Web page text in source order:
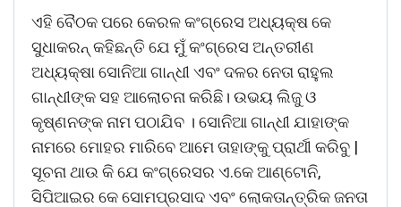
ଏହି ବୈଠକ ପରେ କେରଳ କଂଗ୍ରେସ ଅଧ୍ୟକ୍ଷ କେ
ସୁଧାକରନ୍ କହିଛନ୍ତି ଯେ ମୁଁ କଂଗ୍ରେସ ଅନ୍ତରୀଣ
ଅଧ୍ୟକ୍ଷା ସୋନିଆ ଗାନ୍ଧୀ ଏବଂ ଦଳର ନେତା ରାହୁଲ
ଗାନ୍ଧୀଙ୍କ ସହ ଆଲୋଚନା କରିଛି। ଉଭୟ ଲିଜୁ ଓ
କୃଷ୍ଣନଙ୍କ ନାମ ପଠାଯିବ । ସୋନିଆ ଗାନ୍ଧୀ ଯାହାଙ୍କ
ନାମରେ ମୋହର ମାରିବେ ଆମେ ତାହାଙ୍କୁ ପ୍ରାର୍ଥୀ କରିବୁ |
ସୂଚନା ଥାଉ କି ଯେ କଂଗ୍ରେସର ଏ.କେ ଆଣ୍ଟୋନି,
ସିପିଆଇର କେ ସୋମପ୍ରସାଦ ଏବଂ ଲୋକତାନ୍ତ୍ରିକ ଜନତା